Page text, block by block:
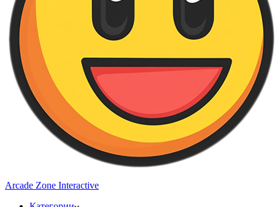
Arcade Zone Interactive